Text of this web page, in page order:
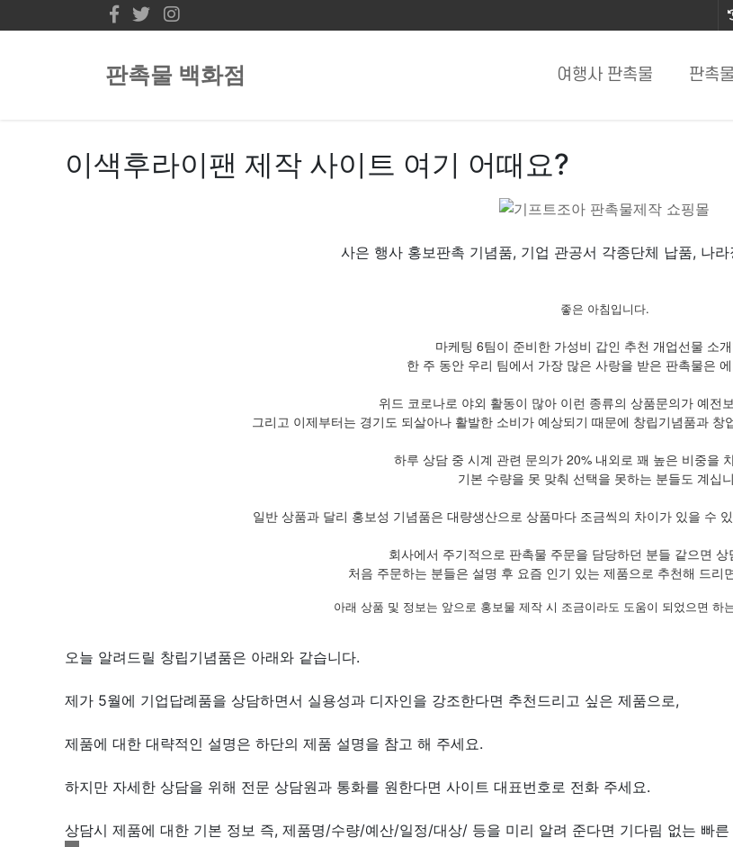
판촉물 백화점 여행사 판촉물 판촉물
이색후라이팬 제작 사이트 여기 어때요?
사은 행사 홍보판촉 기념품, 기업 관공서 각종단체 납품, 나
좋은 아침입니다.
마케팅 6팀이 준비한 가성비 갑인 추천 개업선물 소
한 주 동안 우리 팀에서 가장 많은 사랑을 받은 판촉물은
위드 코로나로 야외 활동이 많아 이런 종류의 상품문의가 예전
그리고 이제부터는 경기도 되살아나 활발한 소비가 예상되기 때문에 창립기념품과
하루 상담 중 시계 관련 문의가 20% 내외로 꽤 높은 비중을
기본 수량을 못 맞춰 선택을 못하는 분들도 계십
일반 상품과 달리 홍보성 기념품은 대량생산으로 상품마다 조금씩의 차이가 있을 수
회사에서 주기적으로 판촉물 주문을 담당하던 분들 같으면
처음 주문하는 분들은 설명 후 요즘 인기 있는 제품으로 추천해 드리
아래 상품 및 정보는 앞으로 홍보물 제작 시 조금이라도 도움이 되었으면 하
오늘 알려드릴 창립기념품은 아래와 같습니다.
제가 5월에 기업답례품을 상담하면서 실용성과 디자인을 강조한다면 추천드리고 싶은 제품으로,
제품에 대한 대략적인 설명은 하단의 제품 설명을 참고 해 주세요.
하지만 자세한 상담을 위해 전문 상담원과 통화를 원한다면 사이트 대표번호로 전화 주세요.
상담시 제품에 대한 기본 정보 즉, 제품명/수량/예산/일정/대상/ 등을 미리 알려 준다면 기다림 없는 빠른